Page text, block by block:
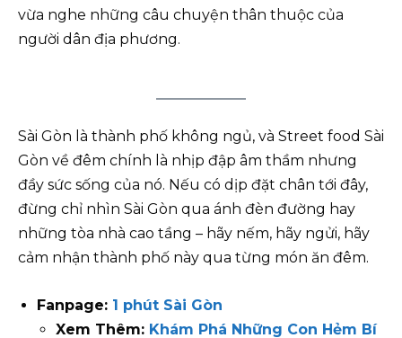
vừa nghe những câu chuyện thân thuộc của
người dân địa phương.
Sài Gòn là thành phố không ngủ, và Street food Sài
Gòn về đêm chính là nhịp đập âm thầm nhưng
đầy sức sống của nó. Nếu có dịp đặt chân tới đây,
đừng chỉ nhìn Sài Gòn qua ánh đèn đường hay
những tòa nhà cao tầng – hãy nếm, hãy ngửi, hãy
cảm nhận thành phố này qua từng món ăn đêm.
Fanpage: 1 phút Sài Gòn
Xem Thêm: Khám Phá Những Con Hẻm Bí